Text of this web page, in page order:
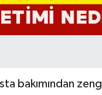
bakımından